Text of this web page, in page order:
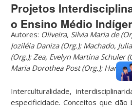
Projetos
o Ensino Médio
Autores: Oliveira, Silvia Maria de
Joziléia Daniza (Org.); Machado,
(Org.); Zea, Evelyn Martina Schuler
Maria Dorothea Post (Org.);
Interculturalidade,
especificidade. Conceitos que